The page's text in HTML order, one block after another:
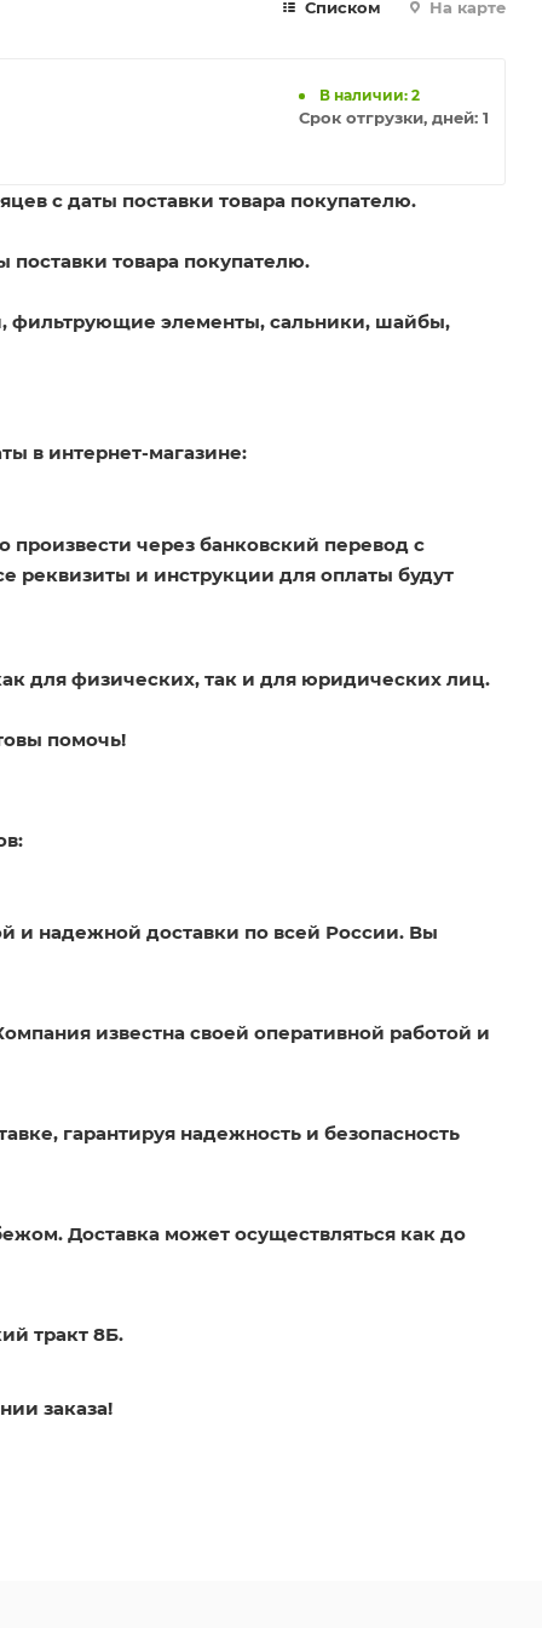
Списком На карте
В наличии: 2
Срок отгрузки, дней: 1
с даты поставки товара покупателю.
поставки товара покупателю.
фильтрующие элементы, сальники, шайбы,
в интернет-магазине:
произвести через банковский перевод с
реквизиты и инструкции для оплаты будут
для физических, так и для юридических лиц.
помочь!
и надежной доставки по всей России. Вы
известна своей оперативной работой и
гарантируя надежность и безопасность
Доставка может осуществляться как до
тракт 8Б.
заказа!